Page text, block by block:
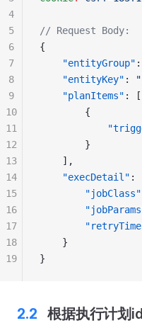
// Request Body:
{
    "entityGroup"
:
    "entityKey"
:
    "planItems"
: [
        {
        }
    ],
    "execDetail"
:
        "jobClass"
    }
}
4
5
6
7
8
9
10
11
12
13
14
15
16
17
18
19
根据执行计划